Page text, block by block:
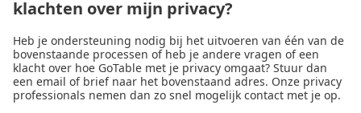
klachten over mijn privacy?
Heb je ondersteuning nodig bij het uitvoeren van één van de
bovenstaande processen of heb je andere vragen of een
klacht over hoe GoTable met je privacy omgaat? Stuur dan
een email of brief naar het bovenstaand adres. Onze privacy
professionals nemen dan zo snel mogelijk contact met je op.